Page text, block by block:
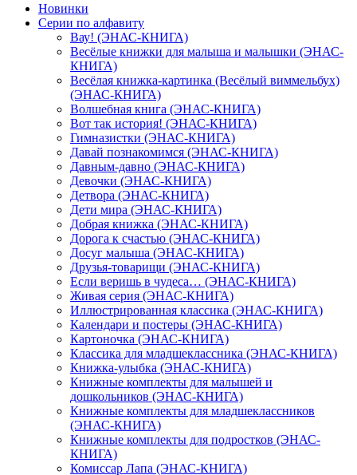
Новинки
Серии по алфавиту
Вау! (ЭНАС-КНИГА)
Весёлые книжки для малыша и малышки (ЭНАС-
КНИГА)
Весёлая книжка-картинка (Весёлый виммельбух)
(ЭНАС-КНИГА)
Волшебная книга (ЭНАС-КНИГА)
Вот так история! (ЭНАС-КНИГА)
Гимназистки (ЭНАС-КНИГА)
Давай познакомимся (ЭНАС-КНИГА)
Давным-давно (ЭНАС-КНИГА)
Девочки (ЭНАС-КНИГА)
Детвора (ЭНАС-КНИГА)
Дети мира (ЭНАС-КНИГА)
Добрая книжка (ЭНАС-КНИГА)
Дорога к счастью (ЭНАС-КНИГА)
Досуг малыша (ЭНАС-КНИГА)
Друзья-товарищи (ЭНАС-КНИГА)
Если веришь в чудеса… (ЭНАС-КНИГА)
Живая серия (ЭНАС-КНИГА)
Иллюстрированная классика (ЭНАС-КНИГА)
Календари и постеры (ЭНАС-КНИГА)
Картоночка (ЭНАС-КНИГА)
Классика для младшеклассника (ЭНАС-КНИГА)
Книжка-улыбка (ЭНАС-КНИГА)
Книжные комплекты для малышей и
дошкольников (ЭНАС-КНИГА)
Книжные комплекты для младшеклассников
(ЭНАС-КНИГА)
Книжные комплекты для подростков (ЭНАС-
КНИГА)
Комиссар Лапа (ЭНАС-КНИГА)